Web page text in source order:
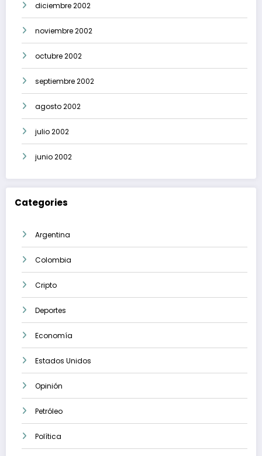
diciembre 2002
noviembre 2002
octubre 2002
septiembre 2002
agosto 2002
julio 2002
junio 2002
Categories
Argentina
Colombia
Cripto
Deportes
Economía
Estados Unidos
Opinión
Petróleo
Política